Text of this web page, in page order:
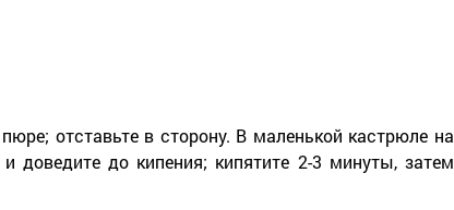
отставьте в сторону. В маленькой кастрюле на
доведите до кипения; кипятите 2-3 минуты, затем